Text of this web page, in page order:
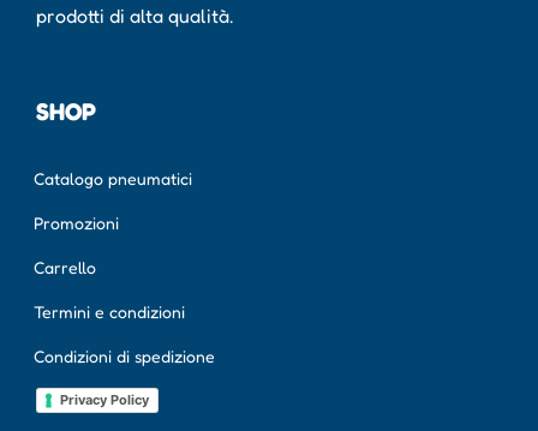
prodotti di alta qualità.
SHOP
Catalogo pneumatici
Promozioni
Carrello
Termini e condizioni
Condizioni di spedizione
Privacy Policy